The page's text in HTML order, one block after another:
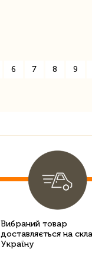
6 7 8 9
Вибраний товар
доставляється на
Україну